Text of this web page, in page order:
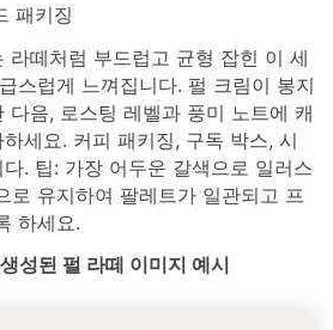
패키징
라떼처럼 부드럽고 균형 잡힌 이 세
스럽게 느껴집니다. 펄 크림이 봉지
다음, 로스팅 레벨과 풍미 노트에 캐
세요. 커피 패키징, 구독 박스, 시
. 팁: 가장 어두운 갈색으로 일러스
로 유지하여 팔레트가 일관되고 프
하세요.
성된 펄 라떼 이미지 예시